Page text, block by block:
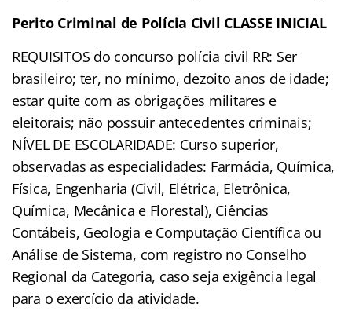
Perito Criminal de Polícia Civil CLASSE INICIAL
REQUISITOS do concurso polícia civil RR: Ser
brasileiro; ter, no mínimo, dezoito anos de idade;
estar quite com as obrigações militares e
eleitorais; não possuir antecedentes criminais;
NÍVEL DE ESCOLARIDADE: Curso superior,
observadas as especialidades: Farmácia, Química,
Física, Engenharia (Civil, Elétrica, Eletrônica,
Química, Mecânica e Florestal), Ciências
Contábeis, Geologia e Computação Científica ou
Análise de Sistema, com registro no Conselho
Regional da Categoria, caso seja exigência legal
para o exercício da atividade.